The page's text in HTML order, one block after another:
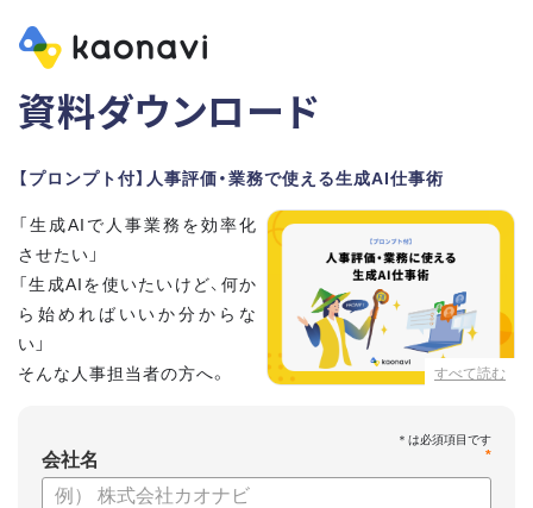
資料ダウンロード
【プロンプト付】人事評価・業務で使える生成AI仕事術
すべて読む
「生成AIで人事業務を効率化
させたい」
「生成AIを使いたいけど、何か
ら始めればいいか分からな
い」
そんな人事担当者の方へ。
本資料では、人事担当者300名の実態調査をもとに現場ですぐ
に役立つ生成AI活用術を紹介しています。
生成AI利用時のポイントや注意事項もまとめているため、これ
*
会社名